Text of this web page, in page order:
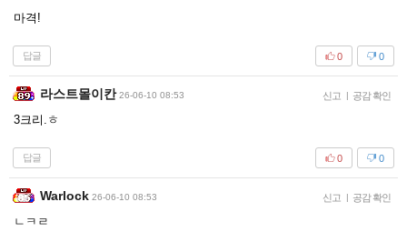
마격!
답글 0
0
라스트몰이칸 26-06-10 08:53 신고 | 공감 확인
3크리.ㅎ
답글 0
0
Warlock 26-06-10 08:53 신고 | 공감 확인
ㄴㅋㄹ